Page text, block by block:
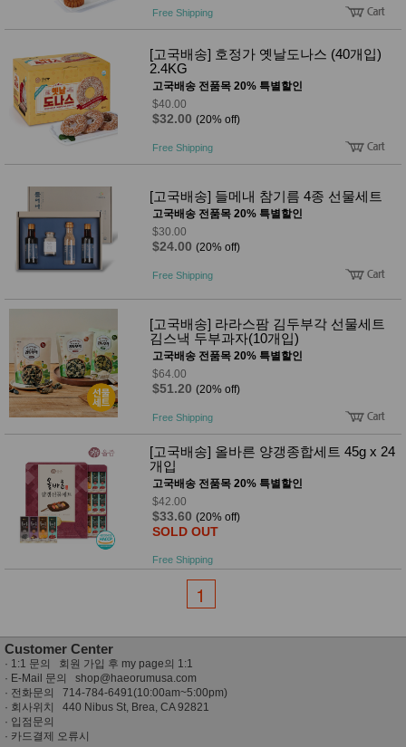
스/가루
품
농산품
유 놀이방
매트
DVD
드(칠
조형물
DIY
유아 이
유식
아기띠/
외출용
건강/미
성장발
달교육
용품
패
션
어른내
의
갑/케이
스
패션/잡
화
세탁세
일상 돋
실/청소
용품
WALL
DECO
Pet
Supplies
문 공연/행
Free Shipping
[고국배송] 호정가 옛날도나스 (40개입)
2.4KG
고국배송 전품목 20% 특별할인
$40.00
$32.00 (20% off)
Free Shipping
[고국배송] 들메내 참기름 4종 선물세트
고국배송 전품목 20% 특별할인
$30.00
$24.00 (20% off)
Free Shipping
[고국배송] 라라스팜 김두부각 선물세트
김스낵 두부과자(10개입)
고국배송 전품목 20% 특별할인
$64.00
$51.20 (20% off)
Free Shipping
[고국배송] 올바른 양갱종합세트 45g x 24
개입
고국배송 전품목 20% 특별할인
$42.00
$33.60 (20% off)
SOLD OUT
Free Shipping
1
Customer Center
· 1:1 문의 회원 가입 후 my page의 1:1
· E-Mail 문의 shop@haeorumusa.com
· 전화문의 714-784-6491(10:00am~5:00pm)
· 회사위치 440 Nibus St, Brea, CA 92821
· 입점문의
· 카드결제 오류시